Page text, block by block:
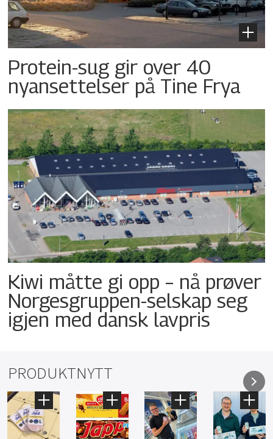
Protein-sug gir over 40
nyansettelser på Tine Frya
Kiwi måtte gi opp – nå prøver
Norgesgruppen-selskap seg
igjen med dansk lavpris
PRODUKTNYTT